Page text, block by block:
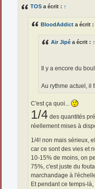
TOS a écrit : ↑
BloodAddict a écrit :
Air Jipé a écrit : ↑
Il y a encore du
Au rythme actuel, il
C'est ça quoi...
1/4 des quantités
réellement mises à
1/4! non mais sérieux,
car ce sont des vies et
10-15% de moins, on
75%, c'est juste du
marchandage à
Et pendant ce temps-